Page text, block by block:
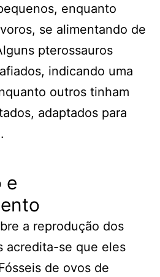
enquanto
se alimentando de
pterossauros
indicando uma
outros tinham
adaptados para
e
a reprodução dos
acredita-se que eles
de ovos de